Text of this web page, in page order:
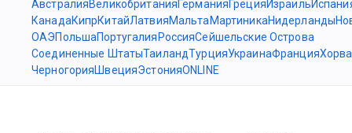
АвстралияВеликобританияГерманияГрецияИзраиль
КанадаКипрКитайЛатвияМальта МартиникаНидерланды
ОАЭПольшаПортугалия РоссияСейшельские Острова
Соединенные ШтатыТаиландТурцияУкраинаФранция
ЧерногорияШвецияЭстонияONLINE